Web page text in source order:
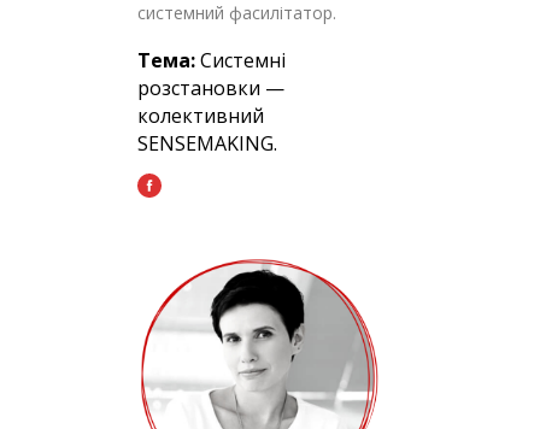
системний фасилітатор.
Тема:Системні
розстановки —
колективний
SENSEMAKING.